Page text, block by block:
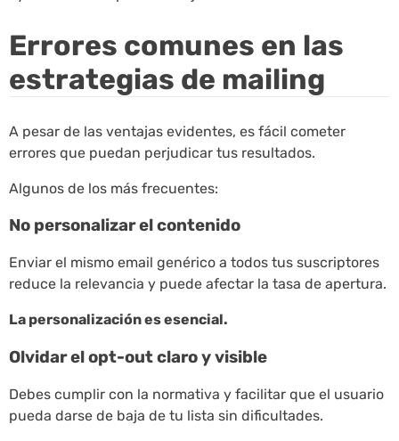
Errores comunes en las
estrategias de mailing
A pesar de las ventajas evidentes, es fácil cometer
errores que puedan perjudicar tus resultados.
Algunos de los más frecuentes:
No personalizar el contenido
Enviar el mismo email genérico a todos tus suscriptores
reduce la relevancia y puede afectar la tasa de apertura.
La personalización es esencial.
Olvidar el opt-out claro y visible
Debes cumplir con la normativa y facilitar que el usuario
pueda darse de baja de tu lista sin dificultades.